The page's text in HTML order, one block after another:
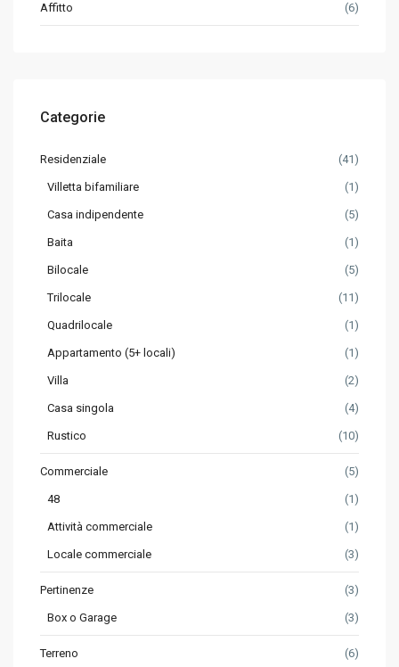
Affitto (6)
Categorie
Residenziale (41)
Villetta bifamiliare (1)
Casa indipendente (5)
Baita (1)
Bilocale (5)
Trilocale (11)
Quadrilocale (1)
Appartamento (5+ locali) (1)
Villa (2)
Casa singola (4)
Rustico (10)
Commerciale (5)
48 (1)
Attività commerciale (1)
Locale commerciale (3)
Pertinenze (3)
Box o Garage (3)
Terreno (6)